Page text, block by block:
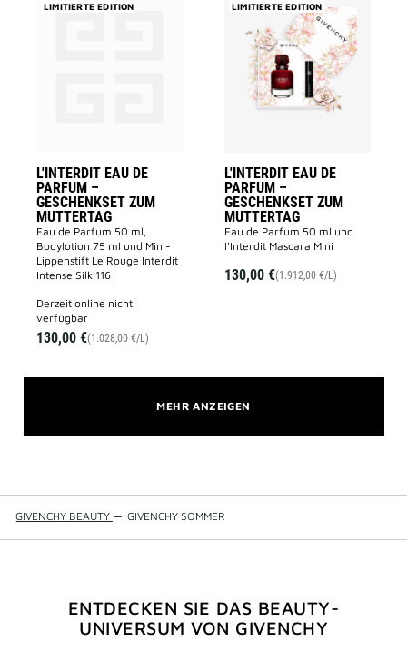
LIMITIERTE EDITION
L'INTERDIT EAU DE
PARFUM –
GESCHENKSET ZUM
MUTTERTAG
Eau de Parfum 50 ml,
Bodylotion 75 ml und Mini-
Lippenstift Le Rouge Interdit
Intense Silk 116
derzeit online nicht
verfügbar
130,00 €(1.028,00 €/L)
LIMITIERTE EDITION
L'INTERDIT EAU DE
PARFUM –
GESCHENKSET ZUM
MUTTERTAG
Eau de Parfum 50 ml und
l'Interdit Mascara Mini
130,00 €(1.912,00 €/L)
L'INTERDIT
EAU
DE
MEHR ANZEIGEN
GIVENCHY BEAUTY — GIVENCHY SOMMER
ENTDECKEN SIE DAS BEAUTY-
UNIVERSUM VON GIVENCHY